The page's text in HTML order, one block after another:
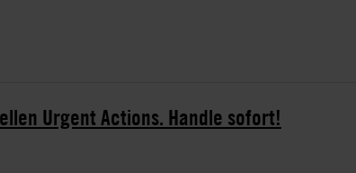
Urgent Actions. Handle sofort!